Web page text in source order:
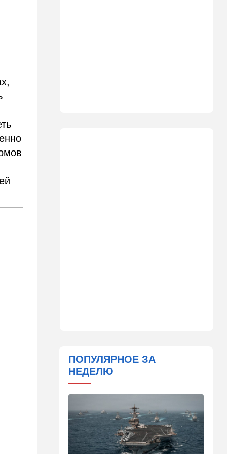
16:21 Израиль
уклонистов через
муниципалитеты
16:16 Общество
Суд оправдал демонстранта,
ПОПУЛЯРНОЕ ЗА
НЕДЕЛЮ